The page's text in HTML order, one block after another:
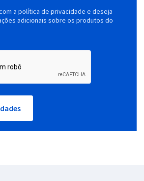
a política de privacidade e deseja
adicionais sobre os produtos do